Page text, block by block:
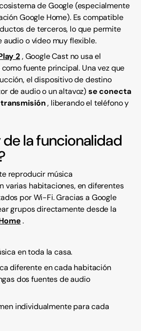
de Google (especialmente
Google Home). Es compatible
de terceros, lo que permite
audio o vídeo muy flexible.
2, Google Cast no usa el
fuente principal. Una vez que
el dispositivo de destino
de audio o un altavoz)se conecta
, liberando el teléfono y
de la funcionalidad
reproducir música
varias habitaciones, en diferentes
por Wi-Fi. Gracias a Google
grupos directamente desde la
.
en toda la casa.
diferente en cada habitación
dos fuentes de audio
individualmente para cada